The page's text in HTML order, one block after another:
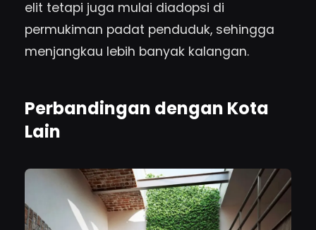
elit tetapi juga mulai diadopsi di
permukiman padat penduduk, sehingga
menjangkau lebih banyak kalangan.
Perbandingan dengan Kota
Lain